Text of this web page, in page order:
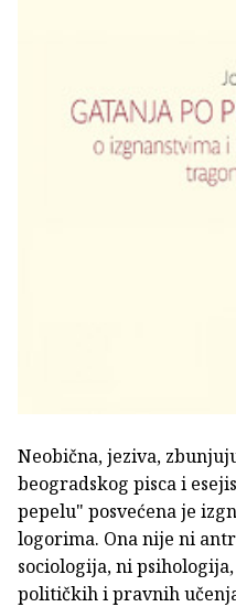
Neobična, jeziva,
beogradskog pisca i
pepelu" posvećena je
logorima. Ona nije ni
sociologija, ni
političkih i pravnih